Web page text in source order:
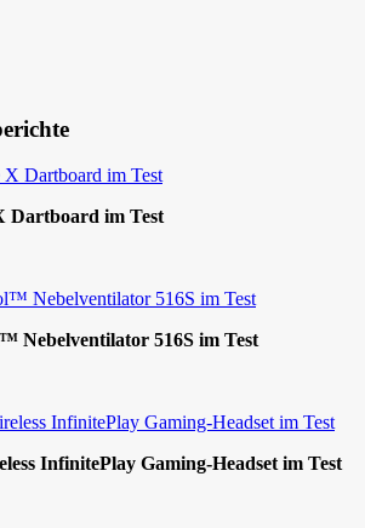
Dartboard im Test
Nebelventilator 516S im Test
InfinitePlay Gaming-Headset im Test